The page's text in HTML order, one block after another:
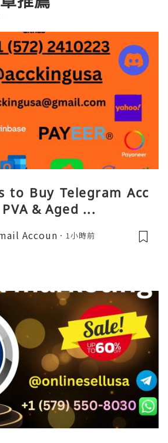
to Buy Telegram Acc
& Aged ...
Accoun 1小時前